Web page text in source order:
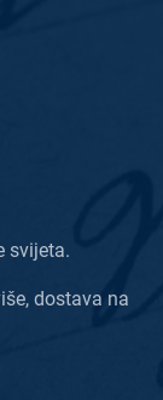
svijeta.
dostava na